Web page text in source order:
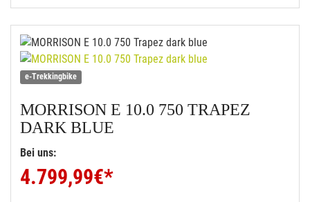
e-Trekkingbike
MORRISON E 10.0 750 TRAPEZ
DARK BLUE
Bei uns:
4.799,99€*